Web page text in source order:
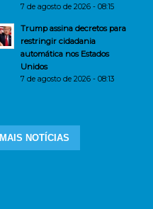
7 de agosto de 2026 - 08:15
Trump assina decretos para
restringir cidadania
automática nos Estados
Unidos
7 de agosto de 2026 - 08:13
MAIS NOTÍCIAS